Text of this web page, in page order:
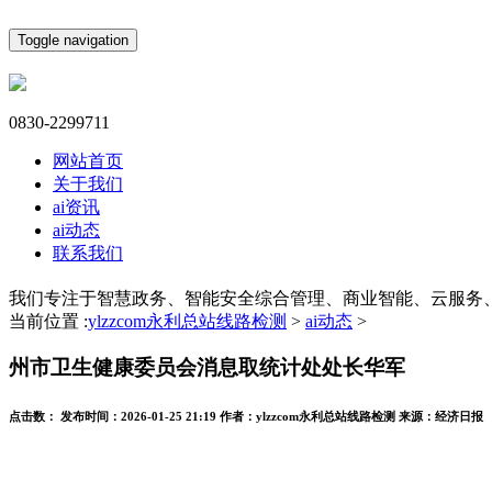
Toggle navigation
0830-2299711
网站首页
关于我们
ai资讯
ai动态
联系我们
我们专注于智慧政务、智能安全综合管理、商业智能、云服务
当前位置 :ylzzcom永利总站线路检测 > ai动态 >
州市卫生健康委员会消息取统计处处长华军
点击数： 发布时间： 2026-01-25 21:19 作者： ylzzcom永利总站线路检测 来源： 经济日报